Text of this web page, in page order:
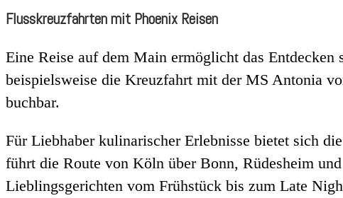
Flusskreuzfahrten mit Phoenix Reisen
Eine Reise auf dem Main ermöglicht das
beispielsweise die Kreuzfahrt mit der MS Antonia
buchbar.
Für Liebhaber kulinarischer Erlebnisse bietet sich
führt die Route von Köln über Bonn, Rüdesheim
Lieblingsgerichten vom Frühstück bis zum Late